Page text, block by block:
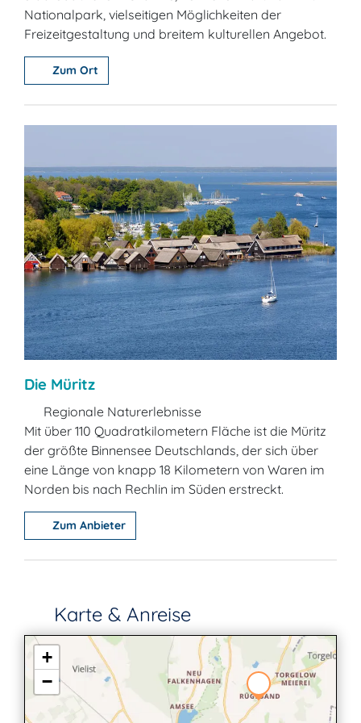
Nationalpark, vielseitigen Möglichkeiten der
Freizeitgestaltung und breitem kulturellen Angebot.
Zum Ort
Die Müritz
Regionale Naturerlebnisse
Mit über 110 Quadratkilometern Fläche ist die Müritz
der größte Binnensee Deutschlands, der sich über
eine Länge von knapp 18 Kilometern von Waren im
Norden bis nach Rechlin im Süden erstreckt.
Zum Anbieter
Karte & Anreise
+
−